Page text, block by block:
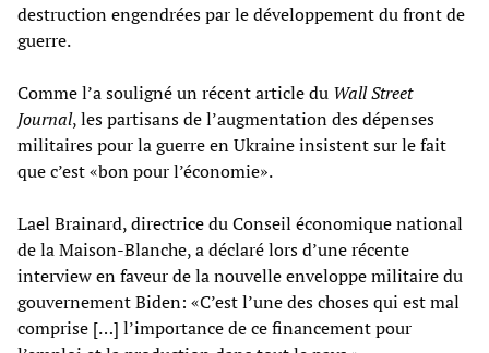
destruction engendrées par le développement du front de
guerre.
Comme l’a souligné un récent article du Wall Street
Journal, les partisans de l’augmentation des dépenses
militaires pour la guerre en Ukraine insistent sur le fait
que c’est «bon pour l’économie».
Lael Brainard, directrice du Conseil économique national
de la Maison-Blanche, a déclaré lors d’une récente
interview en faveur de la nouvelle enveloppe militaire du
gouvernement Biden: «C’est l’une des choses qui est mal
comprise […] l’importance de ce financement pour